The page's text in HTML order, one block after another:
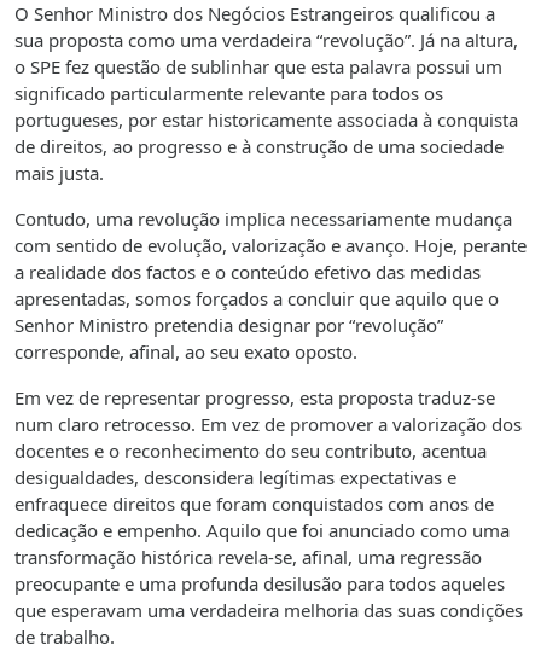
O Senhor Ministro dos Negócios Estrangeiros qualificou a
sua proposta como uma verdadeira “revolução”. Já na altura,
o SPE fez questão de sublinhar que esta palavra possui um
significado particularmente relevante para todos os
portugueses, por estar historicamente associada à conquista
de direitos, ao progresso e à construção de uma sociedade
mais justa.
Contudo, uma revolução implica necessariamente mudança
com sentido de evolução, valorização e avanço. Hoje, perante
a realidade dos factos e o conteúdo efetivo das medidas
apresentadas, somos forçados a concluir que aquilo que o
Senhor Ministro pretendia designar por “revolução”
corresponde, afinal, ao seu exato oposto.
Em vez de representar progresso, esta proposta traduz-se
num claro retrocesso. Em vez de promover a valorização dos
docentes e o reconhecimento do seu contributo, acentua
desigualdades, desconsidera legítimas expectativas e
enfraquece direitos que foram conquistados com anos de
dedicação e empenho. Aquilo que foi anunciado como uma
transformação histórica revela-se, afinal, uma regressão
preocupante e uma profunda desilusão para todos aqueles
que esperavam uma verdadeira melhoria das suas condições
de trabalho.